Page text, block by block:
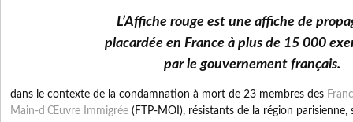
L’Affiche rouge est une affiche de
placardée en France à plus de 15 000
par le gouvernement français.
dans le contexte de la condamnation à mort de 23 membres des
Main-d'Œuvre Immigrée (FTP-MOI), résistants de la région